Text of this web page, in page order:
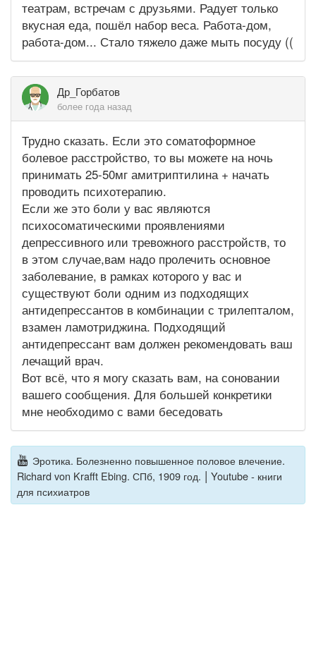
театрам, встречам с друзьями. Радует только
вкусная еда, пошёл набор веса. Работа-дом,
работа-дом... Стало тяжело даже мыть посуду ((
Др_Горбатов
более года назад
Трудно сказать. Если это соматоформное
болевое расстройство, то вы можете на ночь
принимать 25-50мг амитриптилина + начать
проводить психотерапию.
Если же это боли у вас являются
психосоматическими проявлениями
депрессивного или тревожного расстройств, то
в этом случае,вам надо пролечить основное
заболевание, в рамках которого у вас и
существуют боли одним из подходящих
антидепрессантов в комбинации с трилепталом,
взамен ламотриджина. Подходящий
антидепрессант вам должен рекомендовать ваш
лечащий врач.
Вот всё, что я могу сказать вам, на соновании
вашего сообщения. Для большей конкретики
мне необходимо с вами беседовать
Эротика. Болезненно повышенное половое влечение.
Richard von Krafft Ebing. СПб, 1909 год. | Youtube - книги
для психиатров